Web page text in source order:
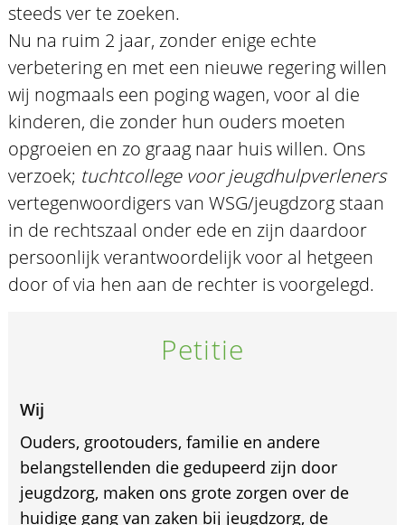
steeds ver te zoeken.
Nu na ruim 2 jaar, zonder enige echte
verbetering en met een nieuwe regering willen
wij nogmaals een poging wagen, voor al die
kinderen, die zonder hun ouders moeten
opgroeien en zo graag naar huis willen. Ons
verzoek; tuchtcollege voor jeugdhulpverleners
vertegenwoordigers van WSG/jeugdzorg staan
in de rechtszaal onder ede en zijn daardoor
persoonlijk verantwoordelijk voor al hetgeen
door of via hen aan de rechter is voorgelegd.
Petitie
Wij
Ouders, grootouders, familie en andere
belangstellenden die gedupeerd zijn door
jeugdzorg, maken ons grote zorgen over de
huidige gang van zaken bij jeugdzorg, de